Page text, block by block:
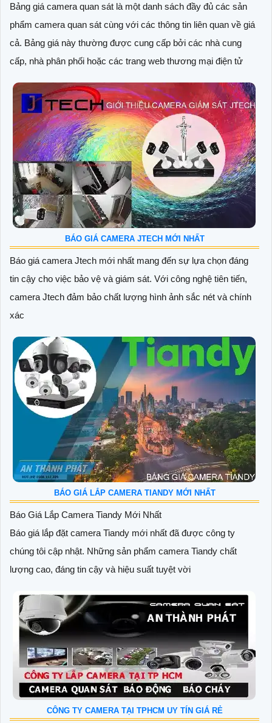
Bảng giá camera quan sát là một danh sách đầy đủ các sản
phẩm camera quan sát cùng với các thông tin liên quan về giá
cả. Bảng giá này thường được cung cấp bởi các nhà cung
cấp, nhà phân phối hoặc các trang web thương mại điện tử
BÁO GIÁ CAMERA JTECH MỚI NHẤT
Báo giá camera Jtech mới nhất mang đến sự lựa chọn đáng
tin cậy cho việc bảo vệ và giám sát. Với công nghệ tiên tiến,
camera Jtech đảm bảo chất lượng hình ảnh sắc nét và chính
xác
BÁO GIÁ LẮP CAMERA TIANDY MỚI NHẤT
Báo Giá Lắp Camera Tiandy Mới Nhất
Báo giá lắp đặt camera Tiandy mới nhất đã được công ty
chúng tôi cập nhật. Những sản phẩm camera Tiandy chất
lượng cao, đáng tin cậy và hiệu suất tuyệt vời
CÔNG TY CAMERA TẠI TPHCM UY TÍN GIÁ RẺ